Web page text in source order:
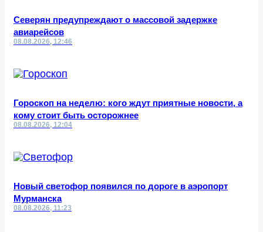
Северян предупреждают о массовой задержке
авиарейсов
08.08.2026, 12:46
Гороскоп на неделю: кого ждут приятные новости, а
кому стоит быть осторожнее
08.08.2026, 12:04
Новый светофор появился по дороге в аэропорт
Мурманска
08.08.2026, 11:23